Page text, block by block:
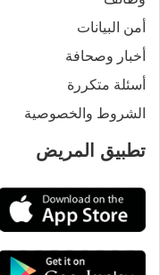
أمن البيانات
أخبار وصحافة
أسئلة متكررة
الشروط والخصوصية
تطبيق المريض